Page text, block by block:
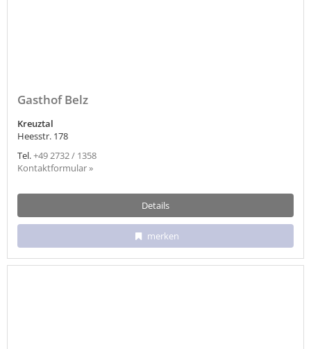
Gasthof Belz
Kreuztal
Heesstr. 178
Tel.+49 2732 / 1358
Kontaktformular »
Details
merken